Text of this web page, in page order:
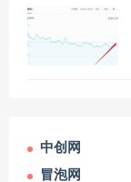
中创网
冒泡网